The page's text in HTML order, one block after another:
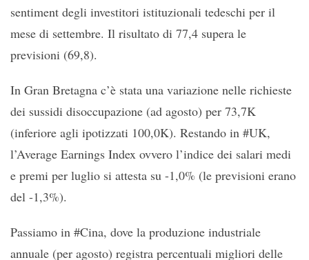
sentiment degli investitori istituzionali tedeschi per il
mese di settembre. Il risultato di 77,4 supera le
previsioni (69,8).
In Gran Bretagna c’è stata una variazione nelle richieste
dei sussidi disoccupazione (ad agosto) per 73,7K
(inferiore agli ipotizzati 100,0K). Restando in #UK,
l’Average Earnings Index ovvero l’indice dei salari medi
e premi per luglio si attesta su -1,0% (le previsioni erano
del -1,3%).
Passiamo in #Cina, dove la produzione industriale
annuale (per agosto) registra percentuali migliori delle